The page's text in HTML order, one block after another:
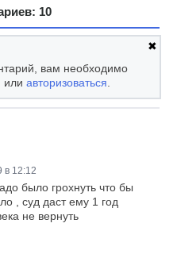
10
✖
вам необходимо
илиавторизоваться.
в 12:12
было грохнуть что бы
, суд даст ему 1 год
не вернуть